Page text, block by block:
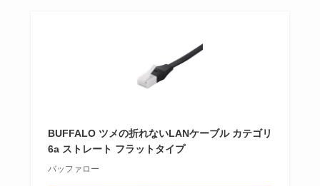
BUFFALO ツメの折れないLANケーブル カテゴリ
6a ストレート フラットタイプ
バッファロー